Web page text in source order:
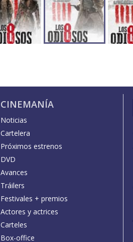
CINEMANÍA
Noticias
Cartelera
Próximos estrenos
DVD
Avances
Tráilers
Festivales + premios
Actores y actrices
Carteles
Box-office